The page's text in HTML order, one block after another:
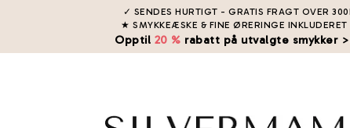
✓ SENDES HURTIGT - GRATIS FRAGT OVER
★ SMYKKEÆSKE & FINE ØRERINGE INKLUDERET
Opptil 20 % rabatt på utvalgte smykker